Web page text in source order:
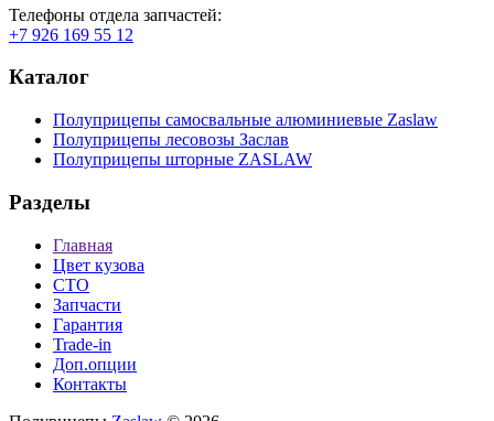
Телефоны отдела запчастей:
+7 926 169 55 12
Каталог
Полуприцепы самосвальные алюминиевые Zaslaw
Полуприцепы лесовозы Заслав
Полуприцепы шторные ZASLAW
Разделы
Главная
Цвет кузова
СТО
Запчасти
Гарантия
Trade-in
Доп.опции
Контакты